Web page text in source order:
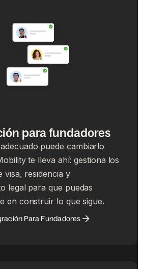
para fundadores
puede cambiarlo
te lleva ahí: gestiona los
visa, residencia y
legal para que puedas
en construir lo que sigue.
Para Fundadores